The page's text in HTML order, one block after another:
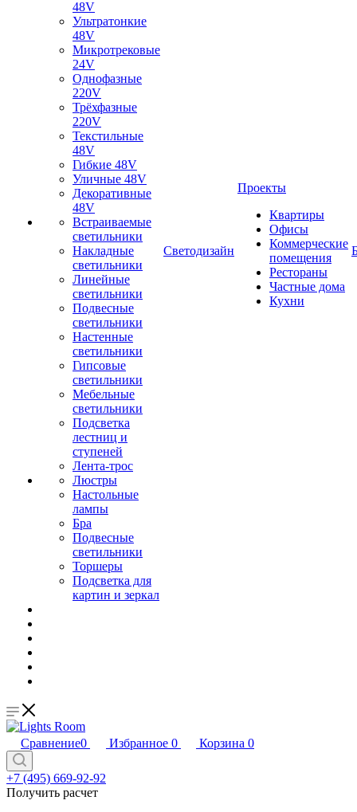
48V
Ультратонкие
48V
Микротрековые
24V
Однофазные
220V
Трёхфазные
220V
Текстильные
48V
Гибкие 48V
Уличные 48V
Декоративные
48V
Встраиваемые
светильники
Накладные
светильники
Линейные
светильники
Подвесные
светильники
Настенные
светильники
Гипсовые
светильники
Мебельные
светильники
Подсветка
лестниц и
ступеней
Лента-трос
Люстры
Настольные
лампы
Бра
Подвесные
светильники
Торшеры
Подсветка для
картин и зеркал
Светодизайн
Проекты
Квартиры
Офисы
Коммерческие
помещения
Рестораны
Частные дома
Кухни
Сравнение0 Избранное 0 Корзина 0
+7 (495) 669-92-92
Получить расчет